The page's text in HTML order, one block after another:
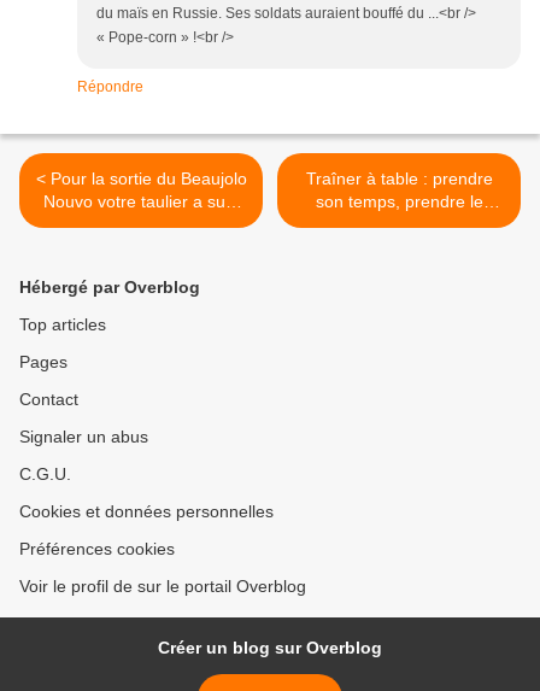
du maïs en Russie. Ses soldats auraient bouffé du ...<br />
« Pope-corn » !<br />
Répondre
< Pour la sortie du Beaujolo
Nouvo votre taulier a subi
sa révision des 100 000 km
et Périco Légasse
Traîner à table : prendre
son temps, prendre le
temps, faire table
Hébergé par Overblog
Top articles
Pages
Contact
Signaler un abus
C.G.U.
Cookies et données personnelles
Préférences cookies
Voir le profil de sur le portail Overblog
Créer un blog sur Overblog